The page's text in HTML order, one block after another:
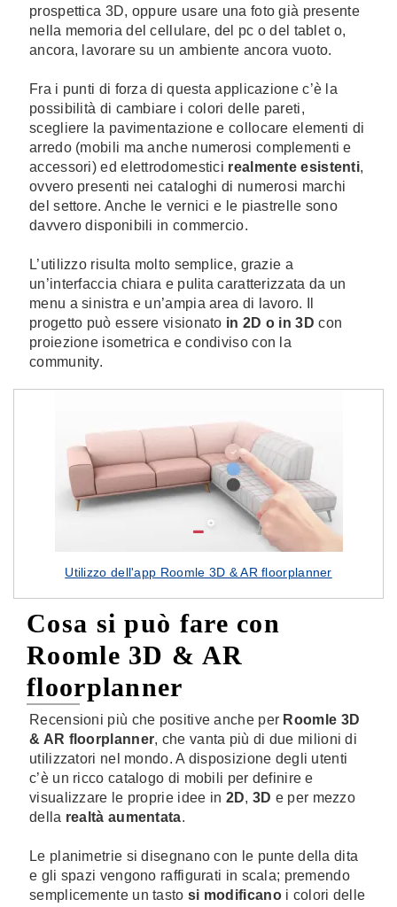
prospettica 3D, oppure usare una foto già presente
nella memoria del cellulare, del pc o del tablet o,
ancora, lavorare su un ambiente ancora vuoto.
Fra i punti di forza di questa applicazione c’è la
possibilità di cambiare i colori delle pareti,
scegliere la pavimentazione e collocare elementi di
arredo (mobili ma anche numerosi complementi e
accessori) ed elettrodomestici realmente esistenti,
ovvero presenti nei cataloghi di numerosi marchi
del settore. Anche le vernici e le piastrelle sono
davvero disponibili in commercio.
L’utilizzo risulta molto semplice, grazie a
un’interfaccia chiara e pulita caratterizzata da un
menu a sinistra e un’ampia area di lavoro. Il
progetto può essere visionato in 2D o in 3D con
proiezione isometrica e condiviso con la
community.
Utilizzo dell'app Roomle 3D & AR floorplanner
Cosa si può fare con
Roomle 3D & AR
floorplanner
Recensioni più che positive anche per Roomle 3D
& AR floorplanner, che vanta più di due milioni di
utilizzatori nel mondo. A disposizione degli utenti
c’è un ricco catalogo di mobili per definire e
visualizzare le proprie idee in 2D, 3D e per mezzo
della realtà aumentata.
Le planimetrie si disegnano con le punte della dita
e gli spazi vengono raffigurati in scala; premendo
semplicemente un tasto si modificanoi colori delle